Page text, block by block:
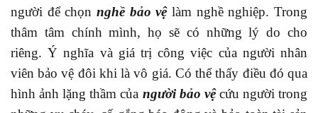
người để chọn nghề bảo vệlàm nghề nghiệp. Trong
thâm tâm chính mình, họ sẽ có những lý do cho
riêng. Ý nghĩa và giá trị công việc của người nhân
viên bảo vệ đôi khi là vô giá. Có thể thấy điều đó qua
hình ảnh lặng thầm của người bảo vệcứu người trong